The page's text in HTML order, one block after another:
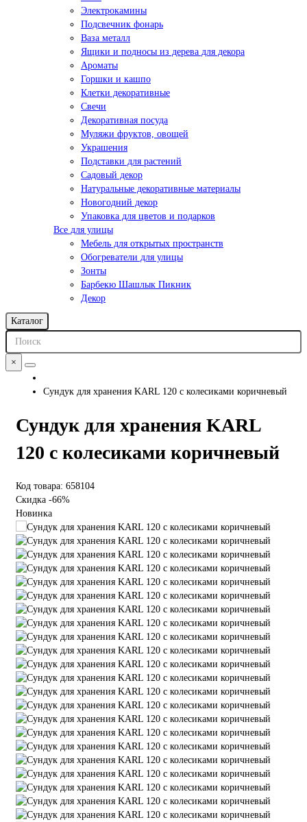
Электрокамины
Подсвечник фонарь
Ваза металл
Ящики и подносы из дерева для декора
Ароматы
Горшки и кашпо
Клетки декоративные
Свечи
Декоративная посуда
Муляжи фруктов, овощей
Украшения
Подставки для растений
Садовый декор
Натуральные декоративные материалы
Новогодний декор
Упаковка для цветов и подарков
Все для улицы
Мебель для открытых пространств
Обогреватели для улицы
Зонты
Барбекю Шашлык Пикник
Декор
Каталог
×
Сундук для хранения KARL 120 c колесиками коричневый
Сундук для хранения KARL
120 c колесиками коричневый
Код товара: 658104
Скидка -66%
Новинка